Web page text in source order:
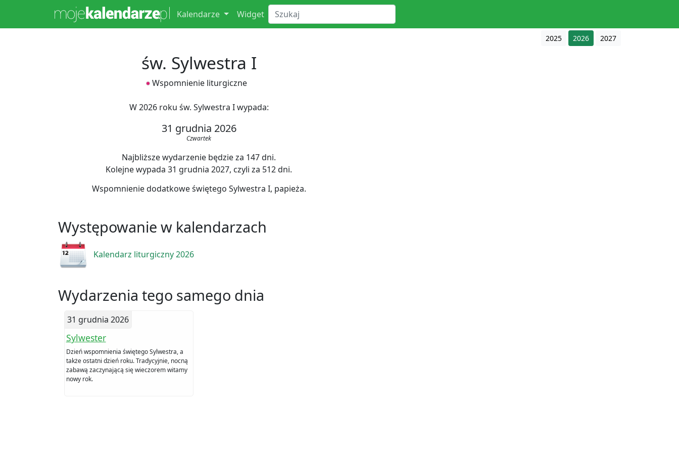
Kalendarze Widget
2025 2026 2027
św. Sylwestra I
Wspomnienie liturgiczne
W 2026 roku św. Sylwestra I wypada:
31 grudnia 2026
Czwartek
Najbliższe wydarzenie będzie za 147 dni.
Kolejne wypada 31 grudnia 2027, czyli za 512 dni.
Wspomnienie dodatkowe świętego Sylwestra I, papieża.
Występowanie w kalendarzach
Kalendarz liturgiczny 2026
Wydarzenia tego samego dnia
31 grudnia 2026
Sylwester
Dzień wspomnienia świętego Sylwestra, a
także ostatni dzień roku. Tradycyjnie, nocną
zabawą zaczynającą się wieczorem witamy
nowy rok.